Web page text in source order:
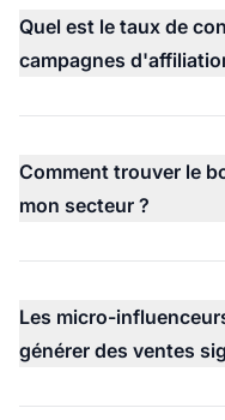
Quel est le taux de
campagnes
Comment trouver le
mon secteur ?
Les micro-
générer des ventes